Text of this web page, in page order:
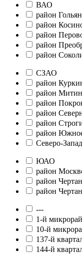
ВАО
район
район
район
район
район
СЗАО
район
район
район
район
район
район
Северо-
ЮАО
район
район
район
---
1-й
10-й
137-й
144-й